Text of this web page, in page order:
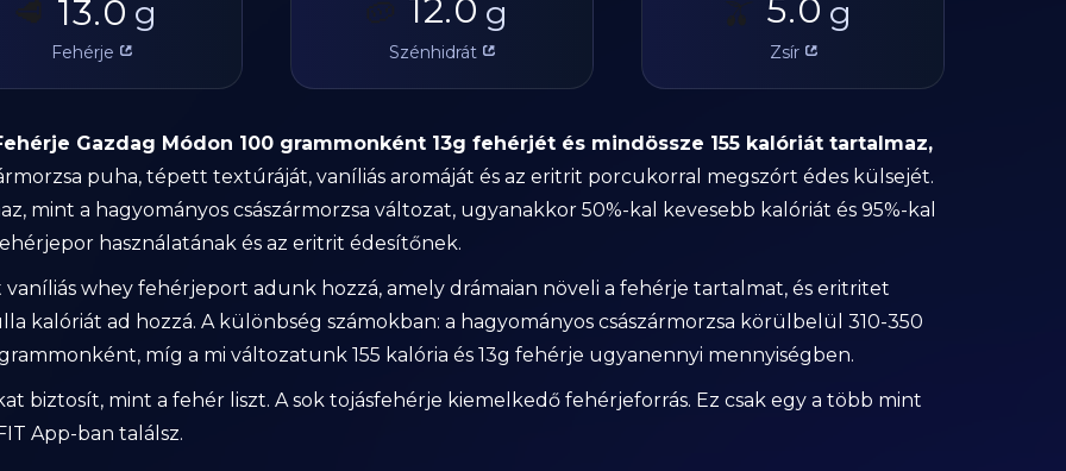
🥩 13.0 g
Fehérje
🥔 12.0 g
Szénhidrát
🫒 5.0 g
Zsír
Gazdag Módon 100 grammonként 13g fehérjét és mindössze 155 kalóriát tartalmaz,
puha, tépett textúráját, vaníliás aromáját és az eritrit porcukorral megszórt édes külsejét.
mint a hagyományos császármorzsa változat, ugyanakkor 50%-kal kevesebb kalóriát és 95%-kal
használatának és az eritrit édesítőnek.
vaníliás whey fehérjeport adunk hozzá, amely drámaian növeli a fehérje tartalmat, és eritritet
kalóriát ad hozzá. A különbség számokban: a hagyományos császármorzsa körülbelül 310-350
míg a mi változatunk 155 kalória és 13g fehérje ugyanennyi mennyiségben.
biztosít, mint a fehér liszt. A sok tojásfehérje kiemelkedő fehérjeforrás. Ez csak egy a több mint
App-ban találsz.